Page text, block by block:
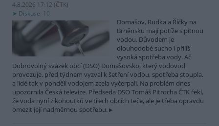
4.8.2026 17:12 (ČTK)
Diskuse: 10
Domašov, Rudka a Říčky na
Brněnsku mají potíže s pitnou
vodou. Důvodem je
dlouhodobé sucho i příliš
vysoká spotřeba vody. Ač
Dobrovolný svazek obcí (DSO) Domašovsko, který vodovod
provozuje, před týdnem vyzval k šetření vodou, spotřeba stoupla,
a lidé tak v pondělí vodojem zcela vyčerpali. Na problém dnes
upozornila Česká televize. Předseda DSO Tomáš Pitrocha ČTK řekl,
že voda nyní z kohoutků ve třech obcích teče, ale je třeba opravdu
omezit její nadměrnou spotřebu.